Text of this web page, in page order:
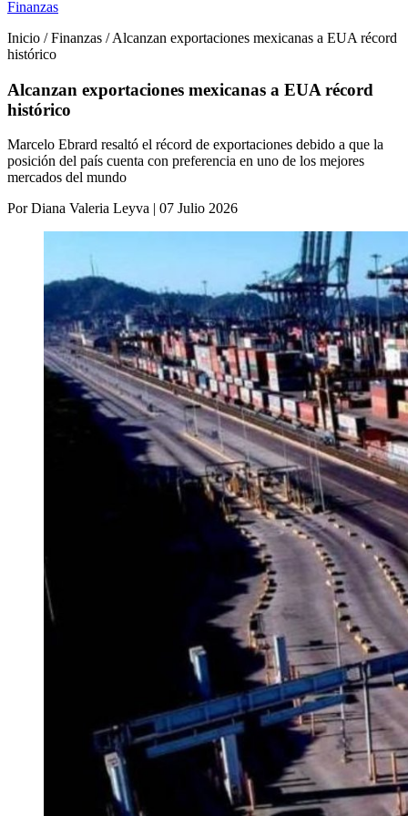
Finanzas
Inicio / Finanzas / Alcanzan exportaciones mexicanas a EUA récord
histórico
Alcanzan exportaciones mexicanas a EUA récord
histórico
Marcelo Ebrard resaltó el récord de exportaciones debido a que la
posición del país cuenta con preferencia en uno de los mejores
mercados del mundo
Por Diana Valeria Leyva | 07 Julio 2026